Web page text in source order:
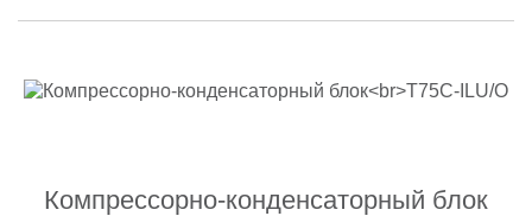
Компрессорно-конденсаторный блок